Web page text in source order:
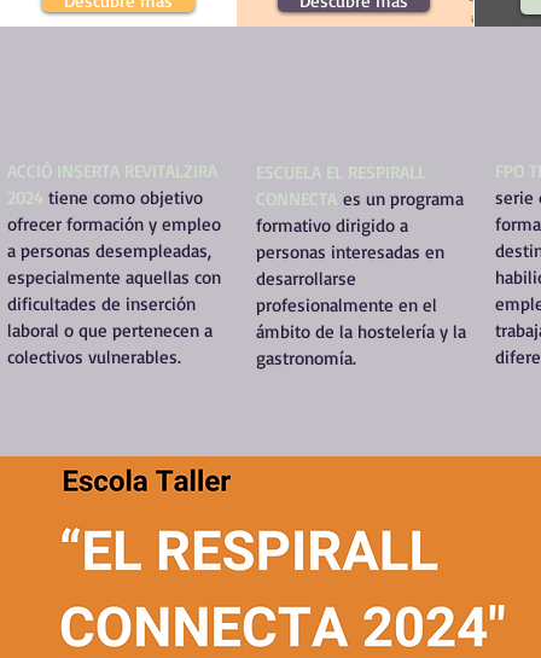
ACCIÓ INSERTA REVITALZIRA
2024 tiene como objetivo
ofrecer formación y empleo
a personas desempleadas,
especialmente aquellas con
dificultades de inserción
laboral o que pertenecen a
colectivos vulnerables.
ESCUELA EL RESPIRALL
CONNECTA es un programa
formativo dirigido a
personas interesadas en
desarrollarse
profesionalmente en el
ámbito de la hostelería y la
gastronomía.
FPO
serie